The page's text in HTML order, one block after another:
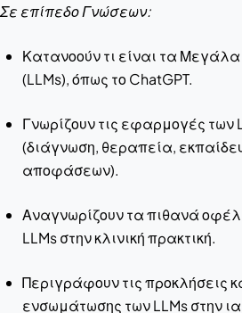
Σε επίπεδο Γνώσεων:
Κατανοούν τι είναι τα
(LLMs), όπως το ChatGPT.
Γνωρίζουν τις εφαρμογές των
(διάγνωση, θεραπεία,
αποφάσεων).
Αναγνωρίζουν τα πιθανά
LLMs στην κλινική πρακτική.
Περιγράφουν τις προκλήσεις
ενσωμάτωσης των LLMs στην